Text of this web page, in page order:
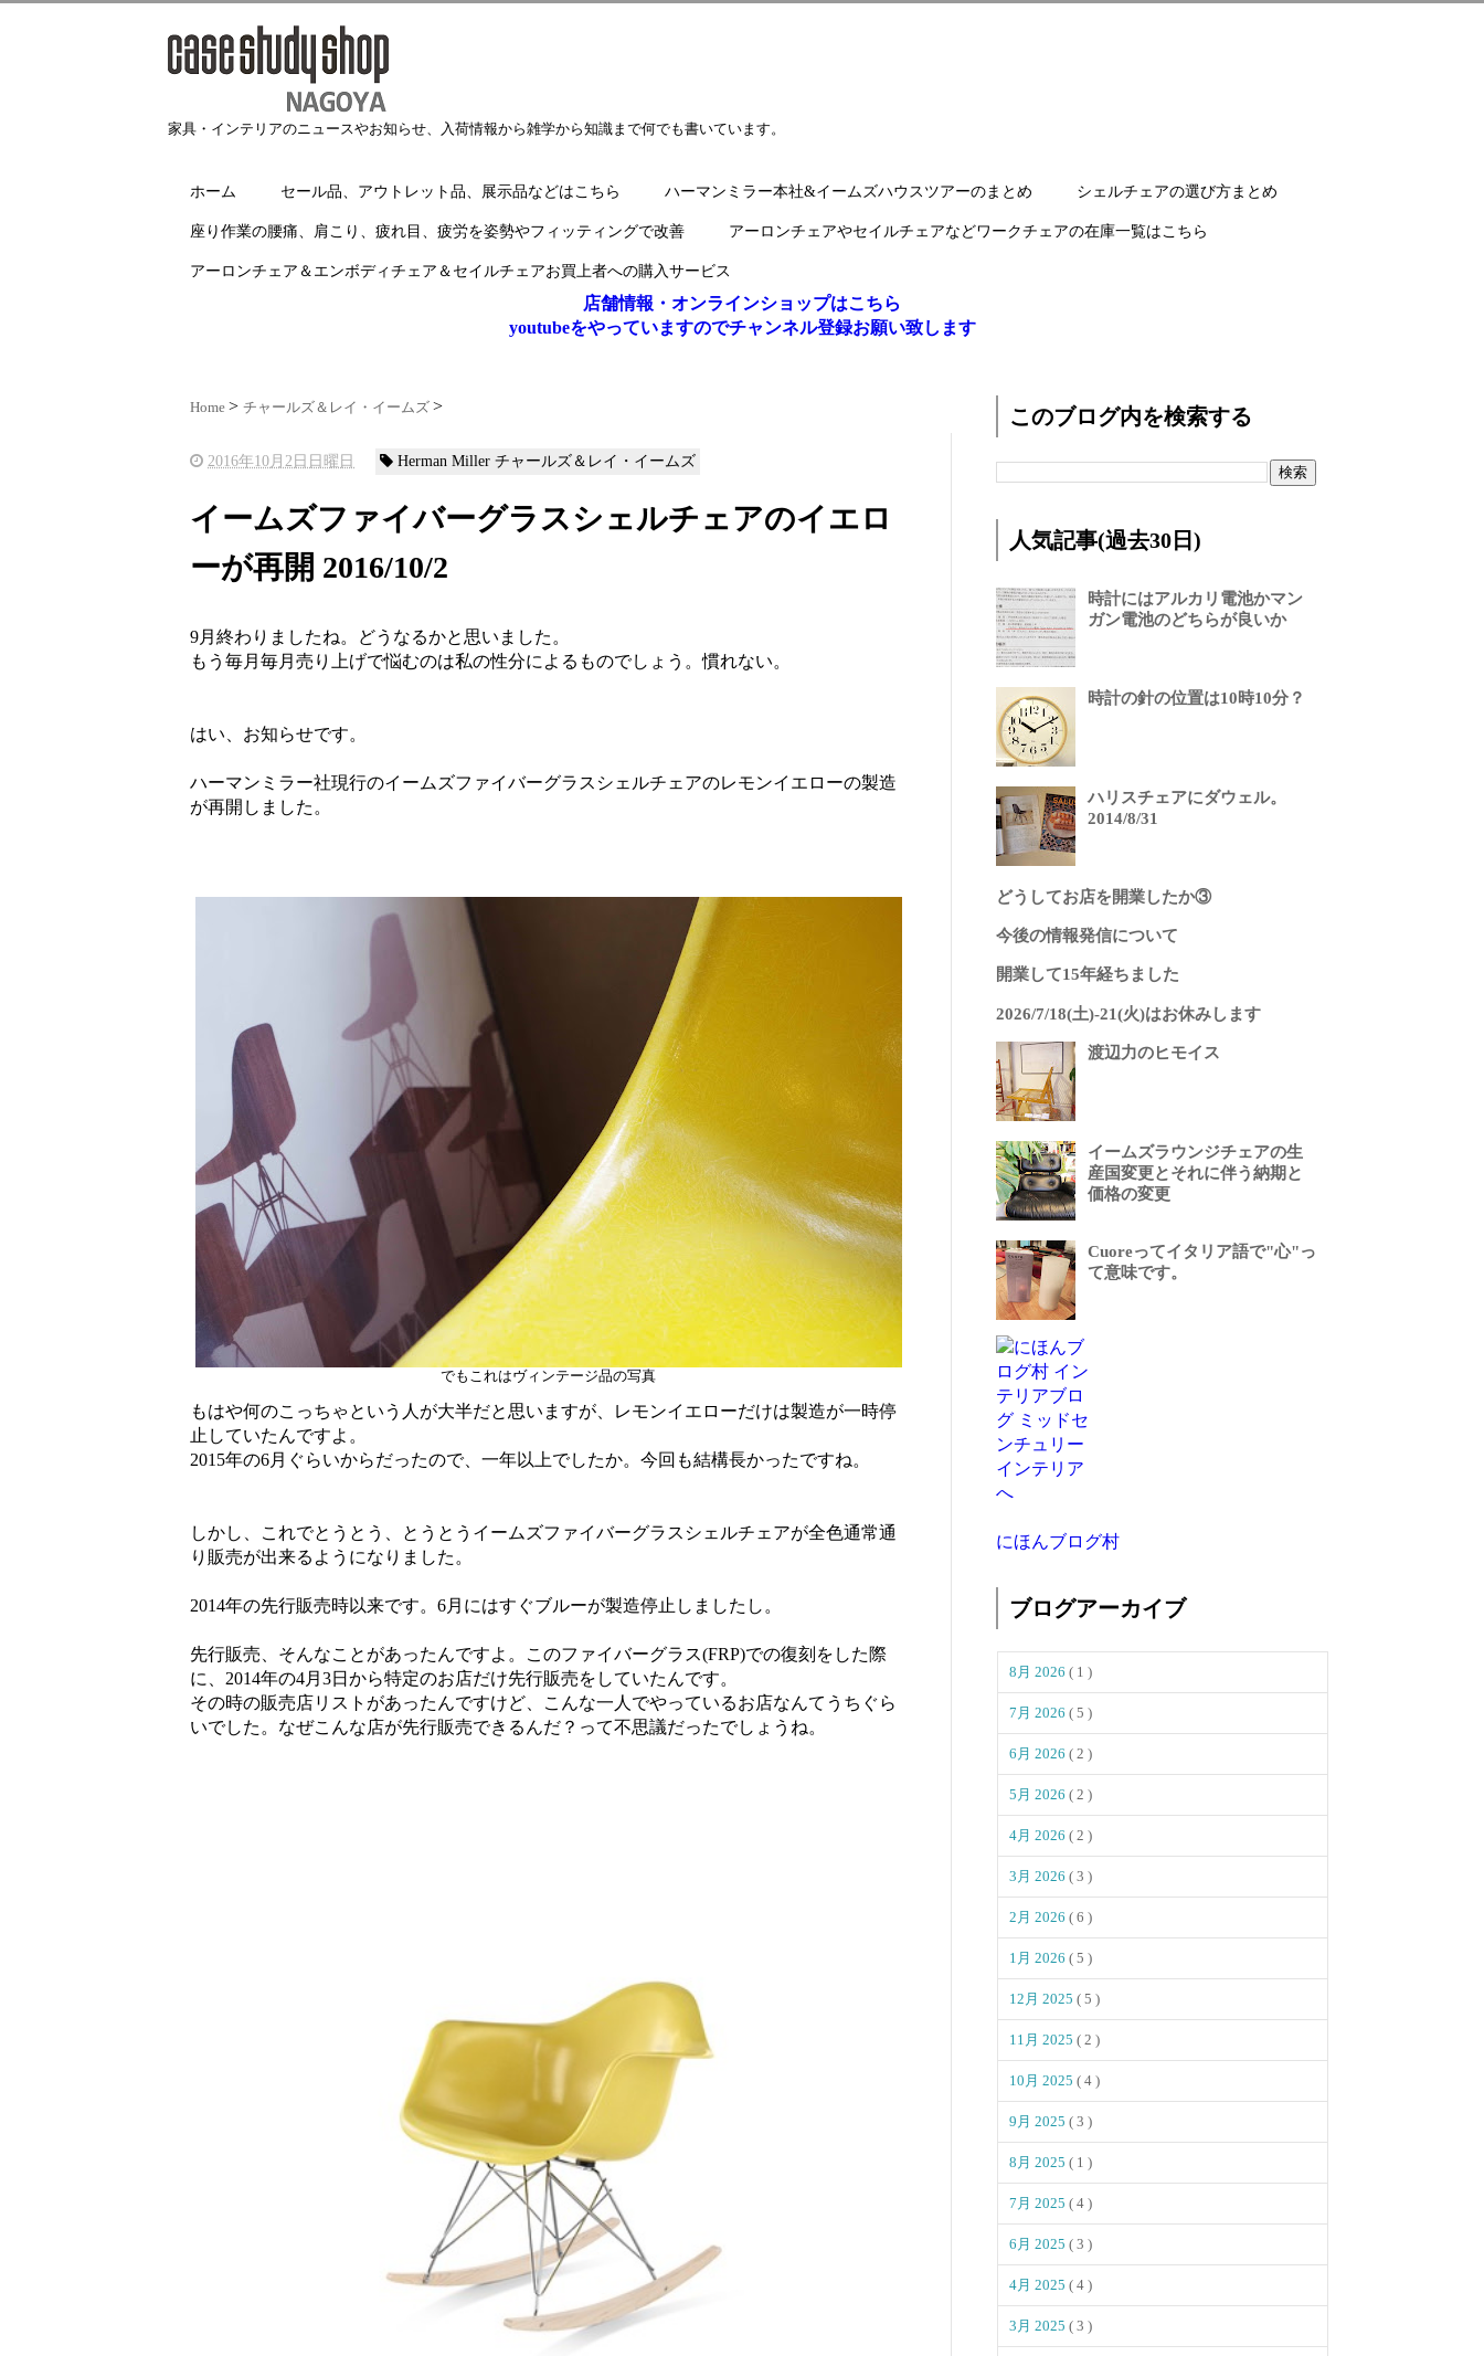
家具・インテリアのニュースやお知らせ、入荷情報から雑学から知識まで何でも書いています。
ホーム セール品、アウトレット品、展示品などはこちら ハーマンミラー本社&イームズハウスツアーのまとめ シェルチェアの選び方まとめ
座り作業の腰痛、肩こり、疲れ目、疲労を姿勢やフィッティングで改善 アーロンチェアやセイルチェアなどワークチェアの在庫一覧はこちら
アーロンチェア＆エンボディチェア＆セイルチェアお買上者への購入サービス
店舗情報・オンラインショップはこちら
youtubeをやっていますのでチャンネル登録お願い致します
Home チャールズ＆レイ・イームズ
2016年10月2日日曜日 Herman Miller チャールズ＆レイ・イームズ
イームズファイバーグラスシェルチェアのイエロ
ーが再開 2016/10/2
9月終わりましたね。どうなるかと思いました。
もう毎月毎月売り上げで悩むのは私の性分によるものでしょう。慣れない。
はい、お知らせです。
ハーマンミラー社現行のイームズファイバーグラスシェルチェアのレモンイエローの製造
が再開しました。
でもこれはヴィンテージ品の写真
もはや何のこっちゃという人が大半だと思いますが、レモンイエローだけは製造が一時停
止していたんですよ。
2015年の6月ぐらいからだったので、一年以上でしたか。今回も結構長かったですね。
しかし、これでとうとう、とうとうイームズファイバーグラスシェルチェアが全色通常通
り販売が出来るようになりました。
2014年の先行販売時以来です。6月にはすぐブルーが製造停止しましたし。
先行販売、そんなことがあったんですよ。このファイバーグラス(FRP)での復刻をした際
に、2014年の4月3日から特定のお店だけ先行販売をしていたんです。
その時の販売店リストがあったんですけど、こんな一人でやっているお店なんてうちぐら
いでした。なぜこんな店が先行販売できるんだ？って不思議だったでしょうね。
このブログ内を検索する
人気記事(過去30日)
時計にはアルカリ電池かマン
ガン電池のどちらが良いか
時計の針の位置は10時10分？
ハリスチェアにダウェル。
2014/8/31
どうしてお店を開業したか③
今後の情報発信について
開業して15年経ちました
2026/7/18(土)-21(火)はお休みします
渡辺力のヒモイス
イームズラウンジチェアの生
産国変更とそれに伴う納期と
価格の変更
Cuoreってイタリア語で"心"っ
て意味です。
にほんブログ村
ブログアーカイブ
8月 2026 ( 1 )
7月 2026 ( 5 )
6月 2026 ( 2 )
5月 2026 ( 2 )
4月 2026 ( 2 )
3月 2026 ( 3 )
2月 2026 ( 6 )
1月 2026 ( 5 )
12月 2025 ( 5 )
11月 2025 ( 2 )
10月 2025 ( 4 )
9月 2025 ( 3 )
8月 2025 ( 1 )
7月 2025 ( 4 )
6月 2025 ( 3 )
4月 2025 ( 4 )
3月 2025 ( 3 )